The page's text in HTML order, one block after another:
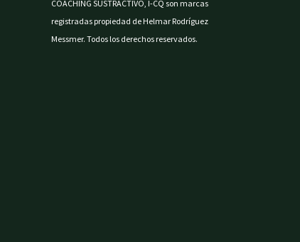
COACHING SUSTRACTIVO, I-CQ son marcas
registradas propiedad de Helmar Rodríguez
Messmer. Todos los derechos reservados.